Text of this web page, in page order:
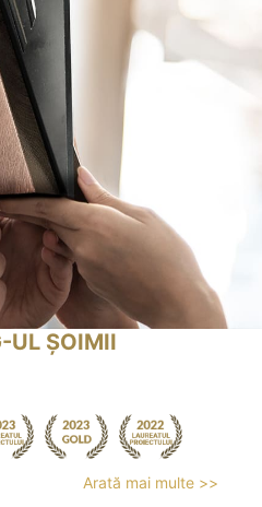
UL ȘOIMII
Arată mai multe >>